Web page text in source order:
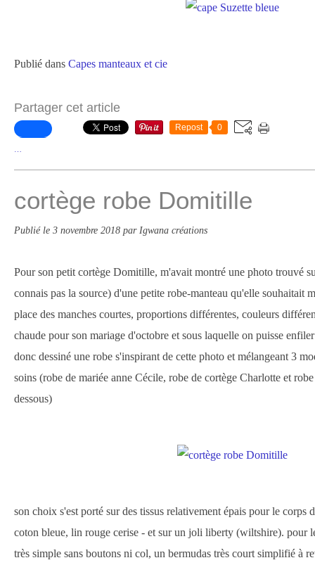
Publié dans Capes manteaux et cie
Partager cet article
Repost 0
cortège robe Domitille
Publié le 3 novembre 2018 par Igwana créations
Pour son petit cortège Domitille, m'avait montré une photo trouvé
connais pas la source) d'une petite robe-manteau qu'elle souhaitait
place des manches courtes, proportions différentes, couleurs
chaude pour son mariage d'octobre et sous laquelle on puisse
donc dessiné une robe s'inspirant de cette photo et mélangeant 3
soins (robe de mariée anne Cécile, robe de cortège Charlotte et
dessous)
son choix s'est porté sur des tissus relativement épais pour le corps
coton bleue, lin rouge cerise - et sur un joli liberty (wiltshire). pour
très simple sans boutons ni col, un bermudas très court simplifié à